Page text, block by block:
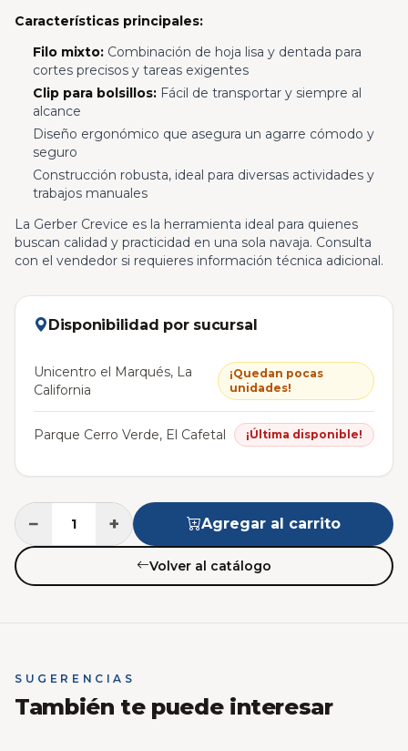
Características principales:
Filo mixto:Combinación de hoja lisa y dentada para
cortes precisos y tareas exigentes
Clip para bolsillos:Fácil de transportar y siempre al
alcance
Diseño ergonómico que asegura un agarre cómodo y
seguro
Construcción robusta, ideal para diversas actividades y
trabajos manuales
La Gerber Crevice es la herramienta ideal para quienes
buscan calidad y practicidad en una sola navaja. Consulta
con el vendedor si requieres información técnica adicional.
Disponibilidad por sucursal
Unicentro el Marqués, La
California
¡Quedan pocas
unidades!
Parque Cerro Verde, El Cafetal ¡Última disponible!
− + Agregar al carrito
Volver al catálogo
SUGERENCIAS
También te puede interesar